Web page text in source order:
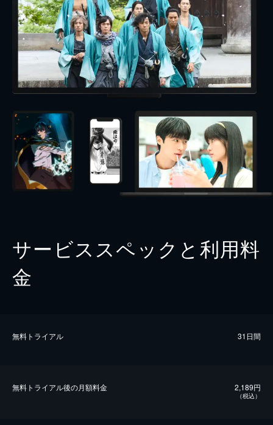
サービススペックと利用料
金
無料トライアル 31日間
無料トライアル後の⽉額料金 2,189円
（税込）